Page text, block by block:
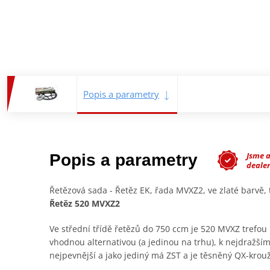
Popis a parametry
Popis a parametry
Jsme
dealer
Řetězová sada - Řetěz EK, řada MVXZ2, ve zlaté
Řetěz 520 MVXZ2
Ve střední třídě řetězů do 750 ccm je 520 MVXZ
vhodnou alternativou (a jedinou na trhu), k
nejpevnější a jako jediný má ZST a je těsněný QX-